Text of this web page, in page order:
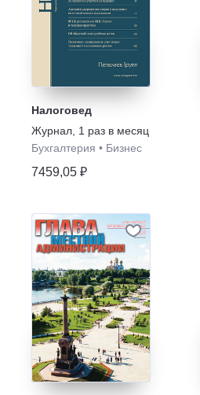
Налоговед
Журнал 1 раз в месяц
Бухгалтерия • Бизнес
7459,05 ₽